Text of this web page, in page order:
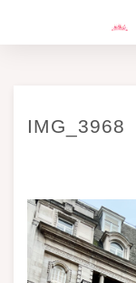
IMG_3968